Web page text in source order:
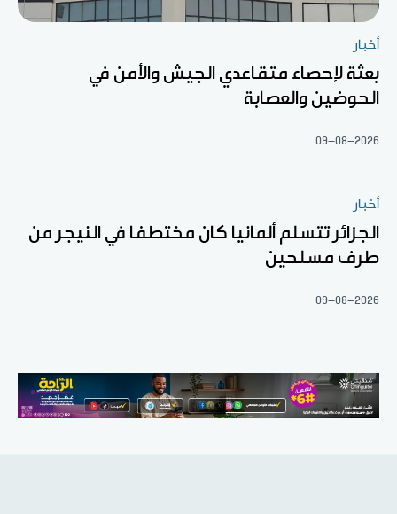
أخبار
بعثة لإحصاء متقاعدي الجيش والأمن في
الحوضين والعصابة
09-08-2026
أخبار
الجزائر تتسلم ألمانيا كان مختطفا في النيجر من
طرف مسلحين
09-08-2026